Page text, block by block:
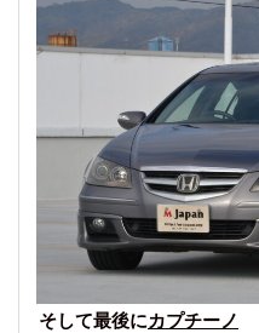
そして最後にカプチーノ